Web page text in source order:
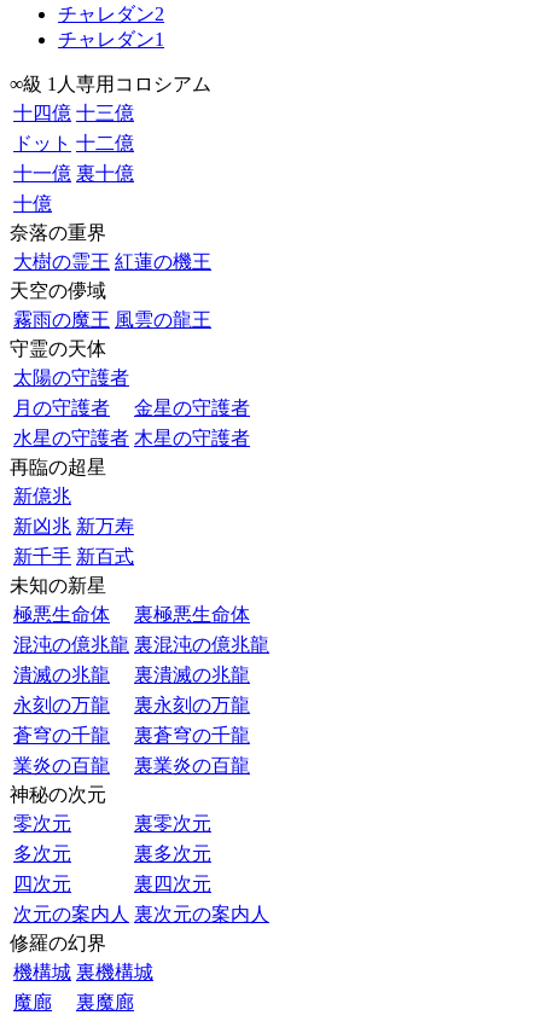
チャレダン2
チャレダン1
∞級 1人専用コロシアム
十四億 十三億
ドット 十二億
十一億 裏十億
十億
奈落の重界
大樹の霊王 紅蓮の機王
天空の儚域
霧雨の魔王 風雲の龍王
守霊の天体
太陽の守護者
月の守護者
金星の守護者
水星の守護者 木星の守護者
再臨の超星
新億兆
新凶兆 新万寿
新千手 新百式
未知の新星
極悪生命体
裏極悪生命体
混沌の億兆龍 裏混沌の億兆龍
潰滅の兆龍
裏潰滅の兆龍
永刻の万龍
裏永刻の万龍
蒼穹の千龍
裏蒼穹の千龍
業炎の百龍
裏業炎の百龍
神秘の次元
零次元
裏零次元
多次元
裏多次元
四次元
裏四次元
次元の案内人 裏次元の案内人
修羅の幻界
機構城 裏機構城
魔廊
裏魔廊